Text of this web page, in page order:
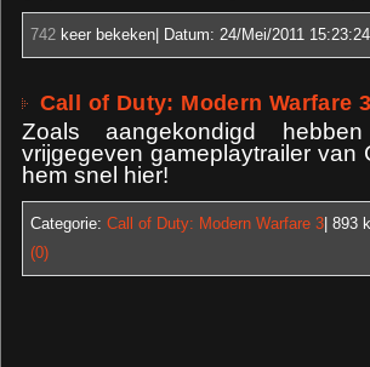
742 keer bekeken| Datum: 24/Mei/2011 15:23:24|
Call of Duty: Modern Warfare
Zoals aangekondigd
vrijgegeven gameplaytrailer van
hem snel hier!
Categorie: Call of Duty: Modern Warfare 3| 893
(0)